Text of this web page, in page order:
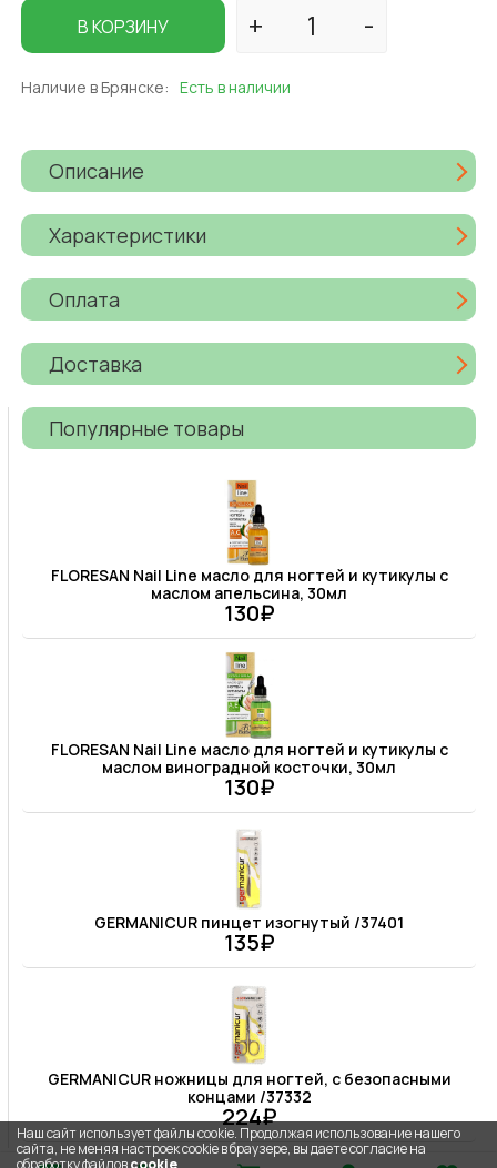
В КОРЗИНУ
Наличие в Брянске: Есть в наличии
Описание
Характеристики
Оплата
Доставка
Популярные товары
FLORESAN Nail Line масло для ногтей и кутикулы с
маслом апельсина, 30мл
130₽
FLORESAN Nail Line масло для ногтей и кутикулы с
маслом виноградной косточки, 30мл
130₽
GERMANICUR пинцет изогнутый /37401
135₽
GERMANICUR ножницы для ногтей, с безопасными
концами /37332
224₽
Наш сайт использует файлы cookie. Продолжая использование нашего
сайта, не меняя настроек cookie в браузере, вы даете согласие на
обработку файловcookie